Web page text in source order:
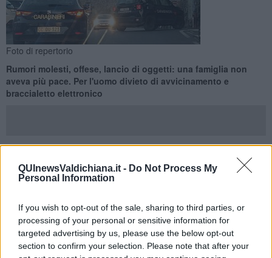
QUInewsValdichiana.it - Do Not Process My
Personal Information
If you wish to opt-out of the sale, sharing to third parties, or
processing of your personal or sensitive information for
targeted advertising by us, please use the below opt-out
section to confirm your selection. Please note that after your
Foto di repertorio
Rumori molesti, offese, lancio di oggetti: una famiglia non
aveva più pace. Per l'uomo divieto di avvicinamento e
braccialetto elettronico
VALDICHIANA ARETINA —Offese, minacce anche di morte,
lancio di oggetti e macchinari pesanti accesi apposta al solo scopo
ora per lui, 64 anni, è scattata la misura di divieto di avvicinamento
con divieto di dimora e braccialetto elettronico antistalking.
Teatro dei fatti la Valdichiana aretina, e a procedere sono stati i
carabinieri della compagnia di Cortona sotto il coordinamento della